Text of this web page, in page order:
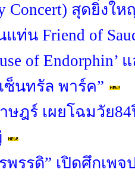
Concert) สุดยิ่ง
แท่น Friend of
of
ซ็นทรัล พาร์ค”
ษฎร์ เผยโฉมวัย
พรรดิ” เปิดศึกเพ